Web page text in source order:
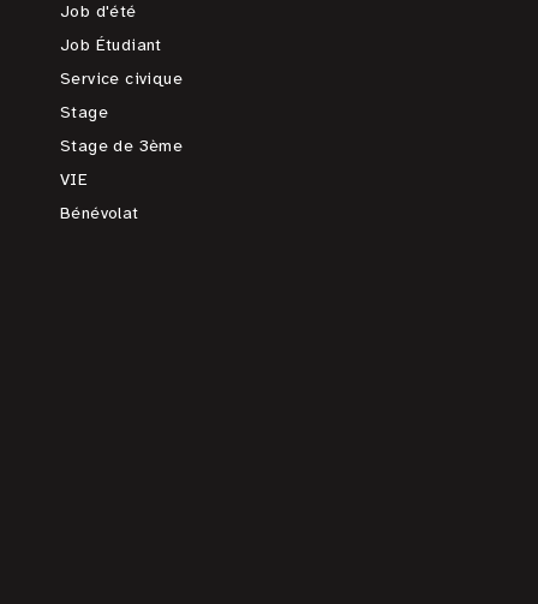
Job d'été
Job Étudiant
Service civique
Stage
Stage de 3ème
VIE
Bénévolat